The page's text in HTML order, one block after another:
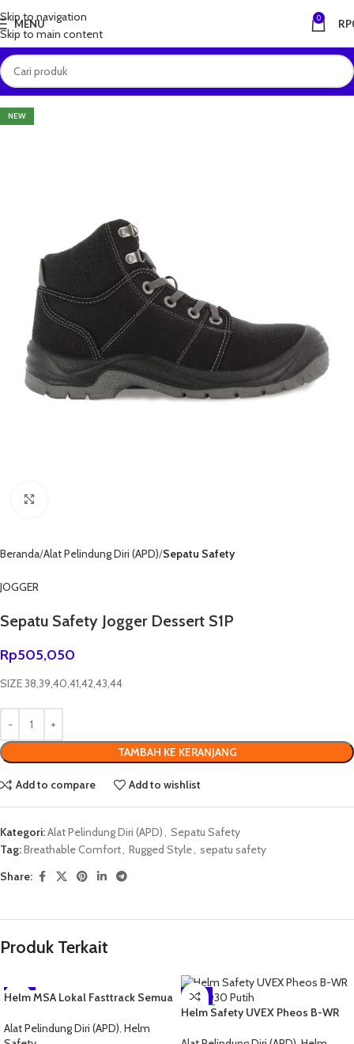
Skip to navigation
Skip to main content
MENU 0 RP
NEW
Beranda Alat Pelindung Diri (APD) Sepatu Safety
JOGGER
Sepatu Safety Jogger Dessert S1P
Rp505,050
SIZE 38,39,40,41,42,43,44
TAMBAH KE KERANJANG
Add to compare Add to wishlist
Kategori:Alat Pelindung Diri (APD)
Sepatu Safety
Tag:Breathable Comfort Rugged Style sepatu safety
Share:
Produk Terkait
-6%
Helm MSA Lokal Fasttrack Semua
Alat Pelindung Diri (APD), Helm
-4%
NEW
Helm Safety UVEX Pheos B-WR